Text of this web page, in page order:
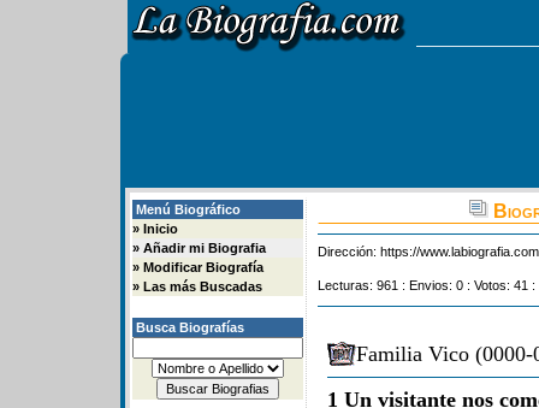
Menú Biográfico
» Inicio
» Añadir mi Biografia
» Modificar Biografía
» Las más Buscadas
Busca Biografías
Dirección: https://
Lecturas: 961 : Envios: 0 : Votos: 41
Familia Vico (0000-
1 Un visitante nos